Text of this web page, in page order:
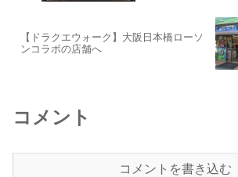
【ドラクエウォーク】大阪日本橋ローソ
ンコラボの店舗へ
コメント
コメントを書き込む